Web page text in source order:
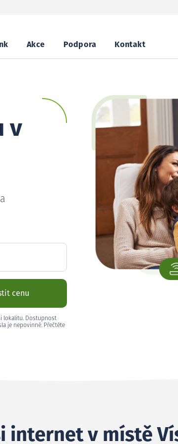
Akce Podpora Kontakt
v
cenu
lokalitu. Dostupnost
je nepovinné. Přečtěte
internet v místě